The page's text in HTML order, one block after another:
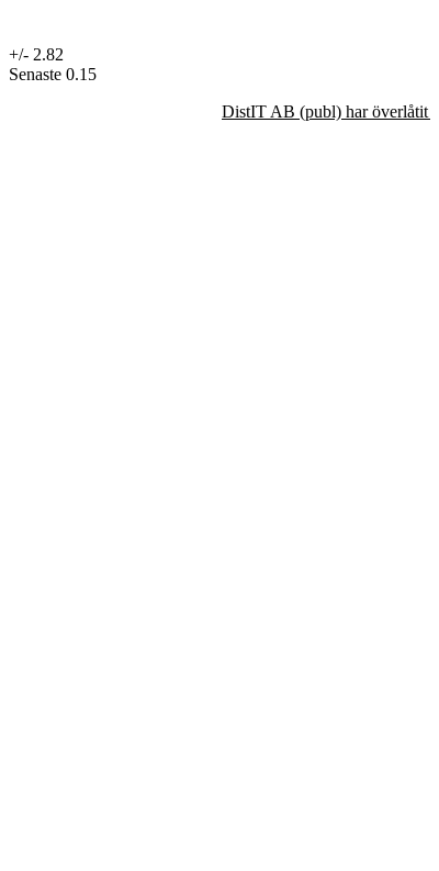
+/- 2.82
Senaste 0.15
DistIT AB (publ) har överlåtit